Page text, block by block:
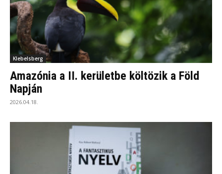
Klebelsberg
Amazónia a II. kerületbe költözik a Föld
Napján
2026.04.18.